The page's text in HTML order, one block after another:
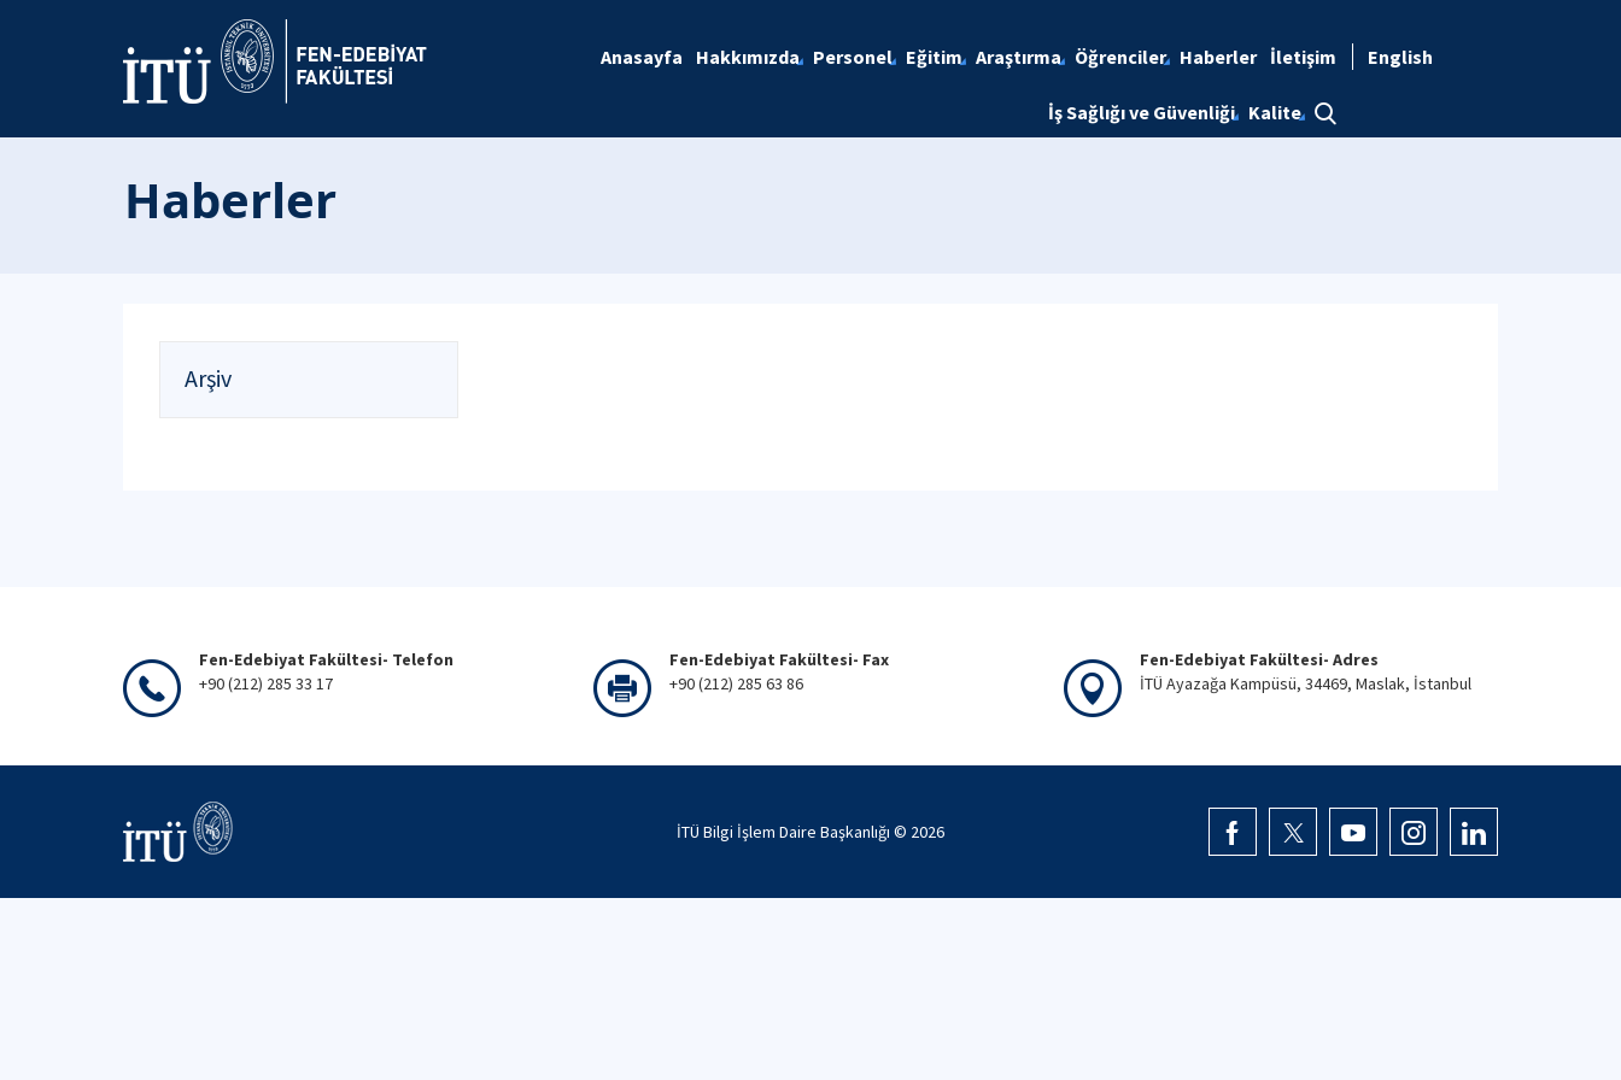
Anasayfa Hakkımızda Personel Eğitim Araştırma Öğrenciler Haberler İletişim
İş Sağlığı ve Güvenliği Kalite
English
Haberler
Arşiv
Fen-Edebiyat Fakültesi- Telefon
+90 (212) 285 33 17
Fen-Edebiyat Fakültesi- Fax
+90 (212) 285 63 86
Fen-Edebiyat Fakültesi- Adres
İTÜ Ayazağa Kampüsü, 34469, Maslak, İstanbul
İTÜ Bilgi İşlem Daire Başkanlığı © 2026